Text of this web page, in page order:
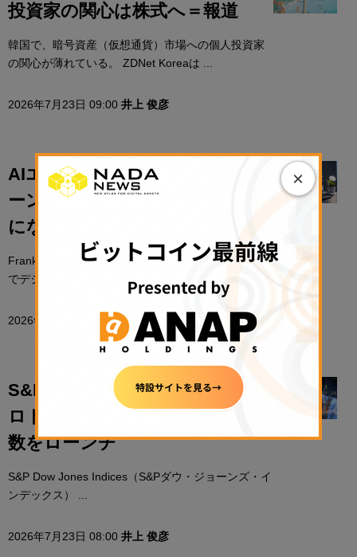
投資家の関心は株式へ＝報道
韓国で、暗号資産（仮想通貨）市場への個人投資家
の関心が薄れている。 ZDNet Koreaは ...
2026年7月23日 09:00 井上 俊彦
AIエージェントはブロックチェ
ーンの「キラーユースケース」
になる＝Franklin Templeton
Franklin Templeton（フランクリン・テンプルトン）
でデジタル資産・イノベーション責 ...
2026年7月23日 08:30 井上 俊彦
S&P Dow JonesとPantera、プ
ロトコル収益基準の暗号資産指
数をローンチ
S&P Dow Jones Indices（S&Pダウ・ジョーンズ・イ
ンデックス） ...
2026年7月23日 08:00 井上 俊彦
×